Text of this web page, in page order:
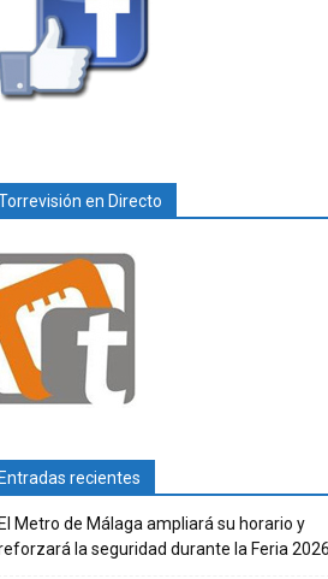
en Directo
recientes
Metro de Málaga ampliará su horario y
la seguridad durante la Feria 2026